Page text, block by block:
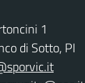
1
di Sotto, PI